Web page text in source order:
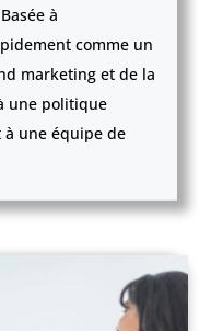
à
comme un
marketing et de la
une politique
une équipe de